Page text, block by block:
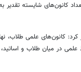
کانون‌های شایسته تقدیر
کانون‌های علمی طلاب،
در میان طلاب و